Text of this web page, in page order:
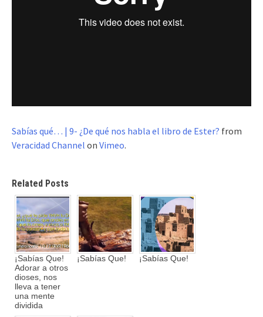
Sabías qué… | 9- ¿De qué nos habla el libro de Ester? from
Veracidad Channel on Vimeo.
Related Posts
¡Sabías Que!
Adorar a otros
dioses, nos
lleva a tener
una mente
dividida
¡Sabías Que! ¡Sabías Que!